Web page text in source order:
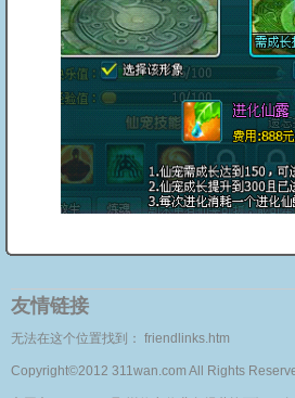
友情链接
无法在这个位置找到： friendlinks.htm
Copyright©2012 311wan.com All Rights